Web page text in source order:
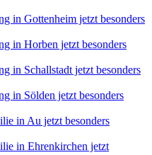
in Gottenheim jetzt besonders
in Horben jetzt besonders
in Schallstadt jetzt besonders
in Sölden jetzt besonders
in Au jetzt besonders
in Ehrenkirchen jetzt